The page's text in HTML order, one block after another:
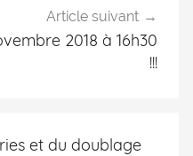
Article suivant
2018 à 16h30
!!!
et du doublage